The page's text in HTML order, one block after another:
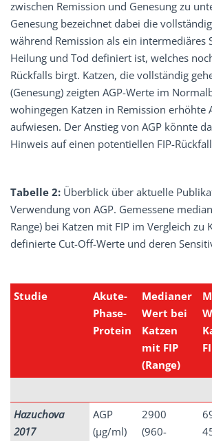
zwischen Remission und Genesung zu
Genesung bezeichnet dabei die
während Remission als ein intermediäres
Heilung und Tod definiert ist, welches
Rückfalls birgt. Katzen, die vollständig
(Genesung) zeigten AGP-Werte im
wohingegen Katzen in Remission erhöhte
aufwiesen. Der Anstieg von AGP könnte
Hinweis auf einen potentiellen FIP-
Tabelle 2: Überblick über aktuelle
Verwendung von AGP. Gemessene
Range) bei Katzen mit FIP im Vergleich zu
definierte Cut-Off-Werte und deren
Studie
Akute-
Phase-
Protein
Medianer
Wert bei
Katzen
mit FIP
(Range)
Hazuchova
2017
AGP
(µg/ml)
2900
(960-